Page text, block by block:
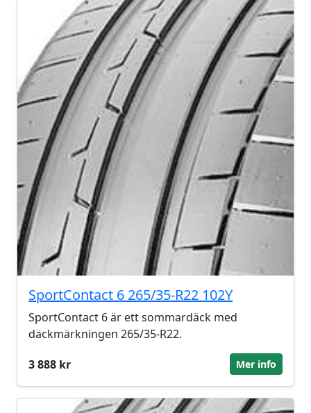
SportContact 6 265/35-R22 102Y
SportContact 6 är ett sommardäck med
däckmärkningen 265/35-R22.
3 888 kr
Mer info